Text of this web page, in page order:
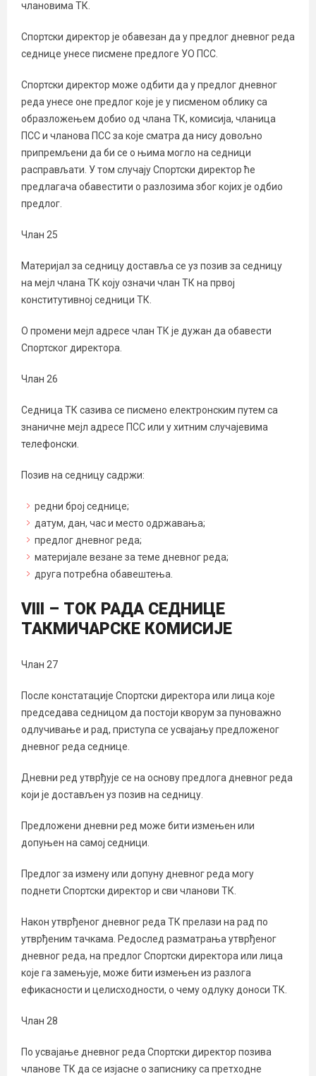
члановима ТК.
Спортски директор је обавезан да у предлог дневног реда
седнице унесе писмене предлоге УО ПСС.
Спортски директор може одбити да у предлог дневног
реда унесе оне предлог које је у писменом облику са
образложењем добио од члана ТК, комисија, чланица
ПСС и чланова ПСС за које сматра да нису довољно
припремљени да би се о њима могло на седници
расправљати. У том случају Спортски директор ће
предлагача обавестити о разлозима због којих је одбио
предлог.
Члан 25
Материјал за седницу доставља се уз позив за седницу
на мејл члана ТК коју означи члан ТК на првој
конститутивној седници ТК.
О промени мејл адресе члан ТК је дужан да обавести
Спортског директора.
Члан 26
Седница ТК сазива се писмено електронским путем са
знаничне мејл адресе ПСС или у хитним случајевима
телефонски.
Позив на седницу садржи:
редни број седнице;
датум, дан, час и место одржавања;
предлог дневног реда;
материјале везане за теме дневног реда;
друга потребна обавештења.
VIII – ТОК РАДА СЕДНИЦE
ТАКМИЧАРСКЕ КОМИСИЈЕ
Члан 27
После констатације Спортски директора или лица које
председава седницом да постоји кворум за пуноважно
одлучивање и рад, приступа се усвајању предложеног
дневног редa седнице.
Дневни ред утврђује се на основу предлога дневног реда
који је достављен уз позив на седницу.
Предложени дневни ред може бити измењен или
допуњен на самој седници.
Предлог за измену или допуну дневног реда могу
поднети Спортски директор и сви чланови ТК.
Након утврђеног дневног реда ТК прелази на рад по
утврђеним тачкама. Редослед разматрања утврђеног
дневног реда, на предлог Спортски директора или лица
које га замењује, може бити измењен из разлога
ефикасности и целисходности, о чему одлуку доноси ТК.
Члан 28
По усвајање дневног реда Спортски директор позива
чланове ТК да се изјасне о записнику са претходне